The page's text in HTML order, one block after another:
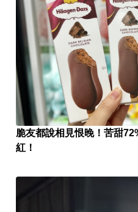
脆友都說相見恨晚！苦甜
紅！